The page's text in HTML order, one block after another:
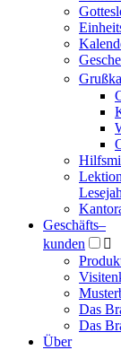
Geschäfts­–
kunden

Das
Das
Über